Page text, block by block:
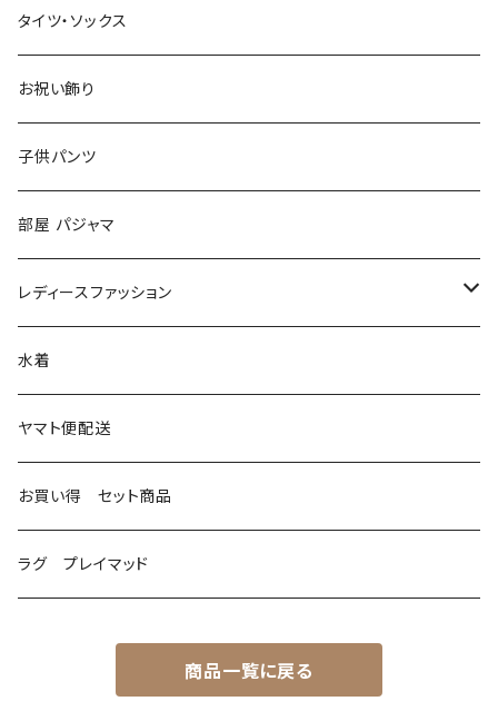
タイツ・ソックス
お祝い飾り
子供パンツ
部屋 パジャマ
レディースファッション
ファッション小物
マフラー
水着
ヤマト便配送
お買い得 セット商品
ラグ プレイマッド
商品一覧に戻る